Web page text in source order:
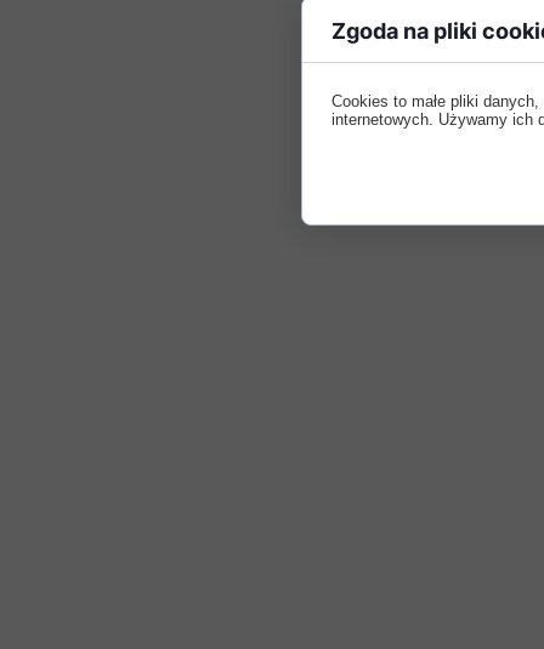
Zgoda na pliki
Cookies to małe pliki
internetowych. Używamy ich